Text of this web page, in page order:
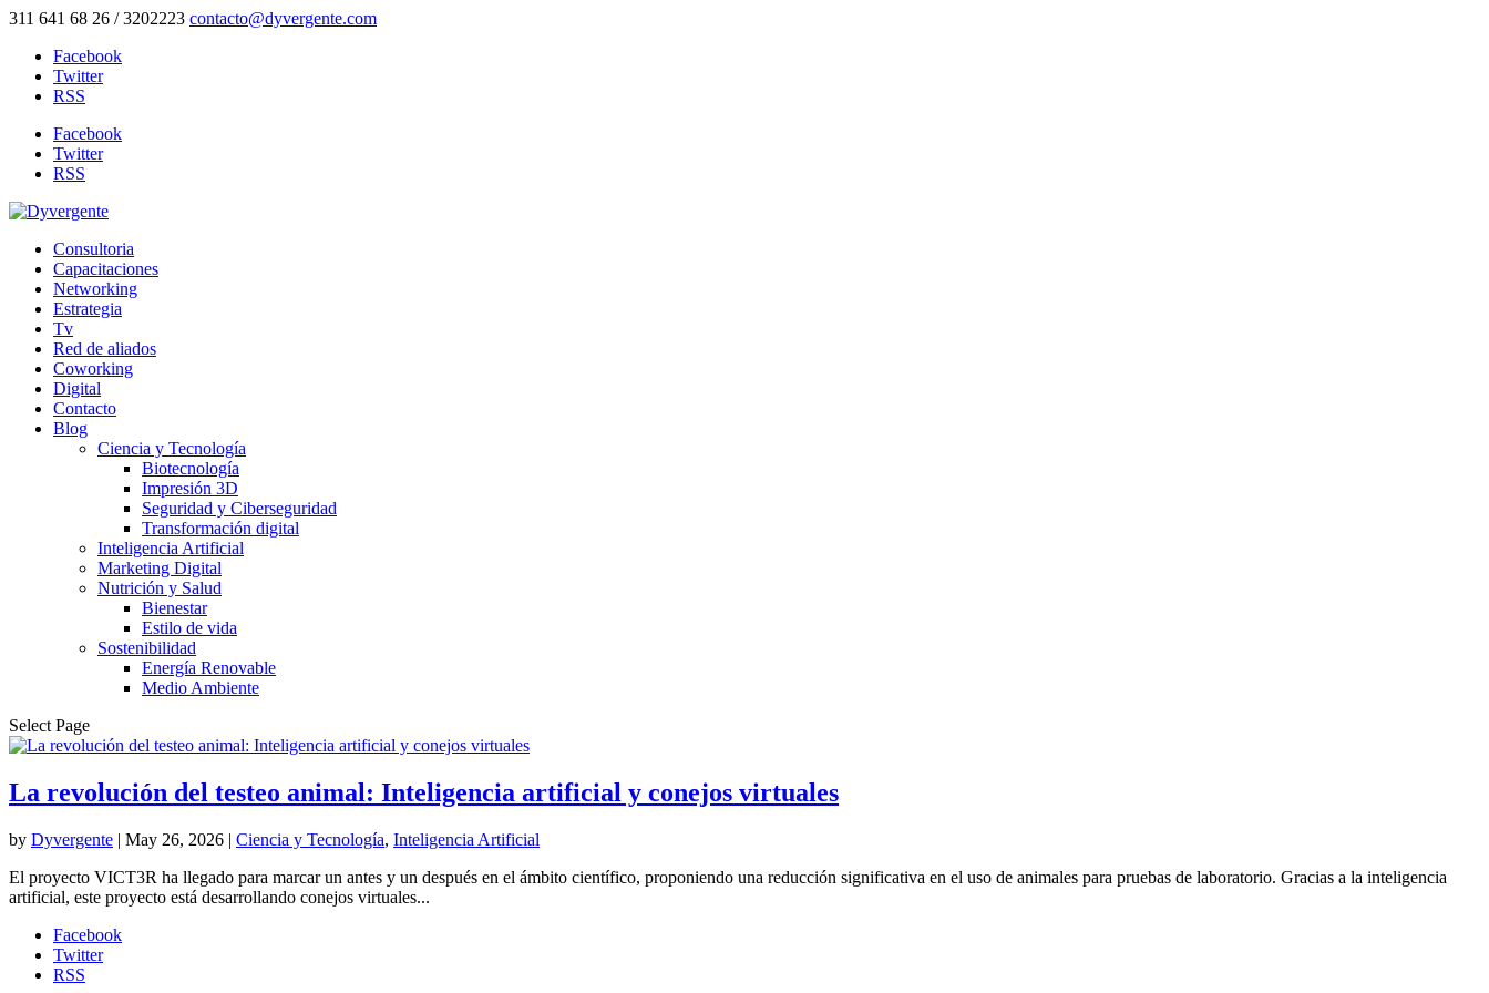
311 641 68 26 / 3202223 contacto@dyvergente.com
Facebook
Twitter
RSS
Facebook
Twitter
RSS
Consultoria
Capacitaciones
Networking
Estrategia
Tv
Red de aliados
Coworking
Digital
Contacto
Blog
Ciencia y Tecnología
Biotecnología
Impresión 3D
Seguridad y Ciberseguridad
Transformación digital
Inteligencia Artificial
Marketing Digital
Nutrición y Salud
Bienestar
Estilo de vida
Sostenibilidad
Energía Renovable
Medio Ambiente
Select Page
La revolución del testeo animal: Inteligencia artificial y conejos virtuales
by Dyvergente | May 26, 2026 | Ciencia y Tecnología, Inteligencia Artificial
El proyecto VICT3R ha llegado para marcar un antes y un después en el ámbito científico, proponiendo una reducción significativa en el uso de animales para pruebas de laboratorio. Gracias a la inteligencia
artificial, este proyecto está desarrollando conejos virtuales...
Facebook
Twitter
RSS